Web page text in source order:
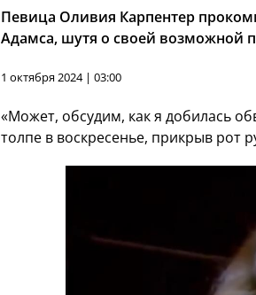
Певица Оливия Карпентер
Адамса, шутя о своей возможной
1 октября 2024 | 03:00
«Может, обсудим, как я добилась
толпе в воскресенье, прикрыв рот